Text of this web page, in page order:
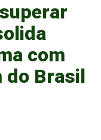
com
do Brasil